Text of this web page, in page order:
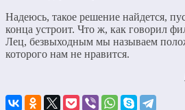
Надеюсь, такое решение найдется,
конца устроит. Что ж, как говорил
Лец, безвыходным мы называем
которого нам не нравится.